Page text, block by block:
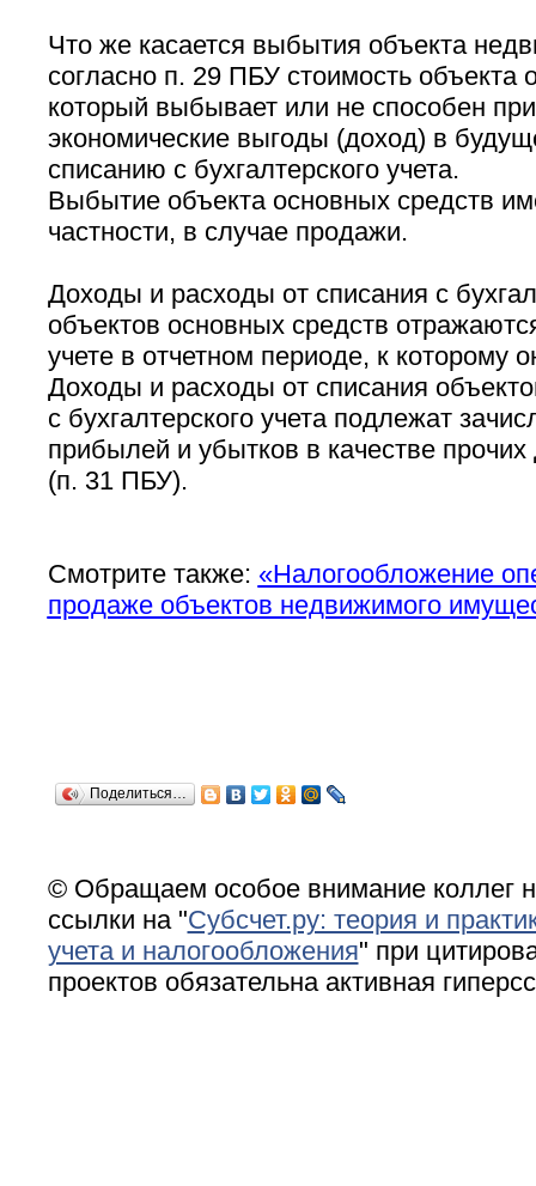
Что же касается выбытия объекта
согласно п. 29 ПБУ стоимость объекта
который выбывает или не способен
экономические выгоды (доход) в
списанию с бухгалтерского учета.
Выбытие объекта основных средств
частности, в случае продажи.
Доходы и расходы от списания с
объектов основных средств
учете в отчетном периоде, к которому
Доходы и расходы от списания
с бухгалтерского учета подлежат
прибылей и убытков в качестве
(п. 31 ПБУ).
Смотрите также: «Налогообложение
продаже объектов недвижимого
Поделиться…
© Обращаем особое внимание коллег
ссылки на "Субсчет.ру: теория и
учета и налогообложения" при
проектов обязательна активная